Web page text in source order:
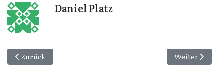
Daniel Platz
Vorheriger Beitrag: Platz 14 für Schöni beim 11. Arber
Zurück Nächster
Weiter